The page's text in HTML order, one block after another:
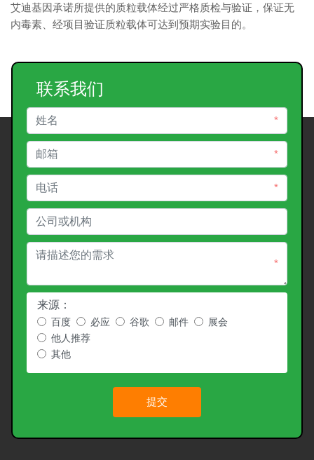
艾迪基因承诺所提供的质粒载体经过严格质检与验证，保证无
内毒素、经项目验证质粒载体可达到预期实验目的。
联系我们
*
*
*
*
来源：
百度 必应 谷歌 邮件
展会
他人推荐
其他
提交